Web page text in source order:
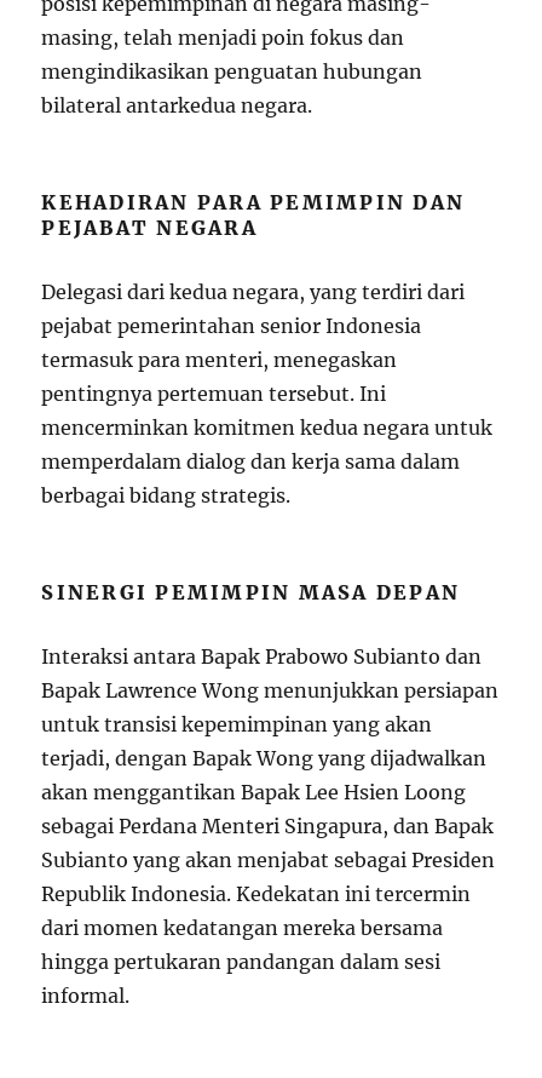
masing, telah menjadi poin fokus dan
mengindikasikan penguatan hubungan
bilateral antarkedua negara.
KEHADIRAN PARA PEMIMPIN DAN
PEJABAT NEGARA
Delegasi dari kedua negara, yang terdiri dari
pejabat pemerintahan senior Indonesia
termasuk para menteri, menegaskan
pentingnya pertemuan tersebut. Ini
mencerminkan komitmen kedua negara untuk
memperdalam dialog dan kerja sama dalam
berbagai bidang strategis.
SINERGI PEMIMPIN MASA DEPAN
Interaksi antara Bapak Prabowo Subianto dan
Bapak Lawrence Wong menunjukkan persiapan
untuk transisi kepemimpinan yang akan
terjadi, dengan Bapak Wong yang dijadwalkan
akan menggantikan Bapak Lee Hsien Loong
sebagai Perdana Menteri Singapura, dan Bapak
Subianto yang akan menjabat sebagai Presiden
Republik Indonesia. Kedekatan ini tercermin
dari momen kedatangan mereka bersama
hingga pertukaran pandangan dalam sesi
informal.